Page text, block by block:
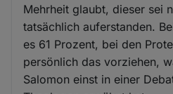
Mehrheit glaubt, dieser sei
tatsächlich auferstanden.
es 61 Prozent, bei den
persönlich das vorziehen,
Salomon einst in einer